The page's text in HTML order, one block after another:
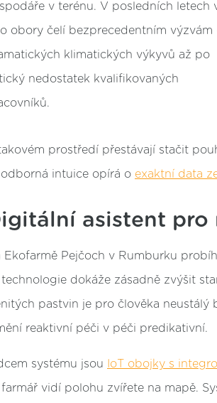
v terénu. V posledních letech
obory čelí bezprecedentním výzvám
klimatických výkyvů až po
nedostatek kvalifikovaných
prostředí přestávají stačit
odborná intuice opírá o exaktní data
asistent pro
Ekofarmě Pejčoch v Rumburku
technologie dokáže zásadně zvýšit
pastvin je pro člověka neustálý
reaktivní péči v péči predikativní.
systému jsou IoT obojky s
farmář vidí polohu zvířete na mapě.